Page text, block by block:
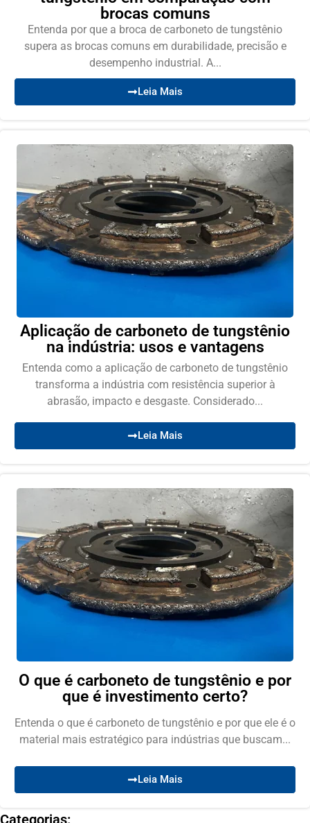
brocas comuns
Entenda por que a broca de carboneto de tungstênio
supera as brocas comuns em durabilidade, precisão e
desempenho industrial. A...
Leia Mais
Aplicação de carboneto de tungstênio
na indústria: usos e vantagens
Entenda como a aplicação de carboneto de tungstênio
transforma a indústria com resistência superior à
abrasão, impacto e desgaste. Considerado...
Leia Mais
O que é carboneto de tungstênio e por
que é investimento certo?
Entenda o que é carboneto de tungstênio e por que ele é o
material mais estratégico para indústrias que buscam...
Leia Mais
Categorias: